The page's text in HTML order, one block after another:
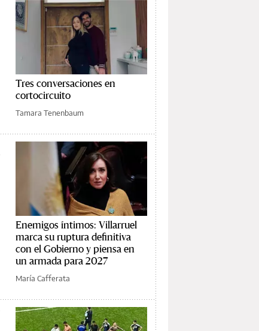
Tres conversaciones en
cortocircuito
Tamara Tenenbaum
Enemigos íntimos: Villarruel
marca su ruptura definitiva
con el Gobierno y piensa en
un armada para 2027
María Cafferata